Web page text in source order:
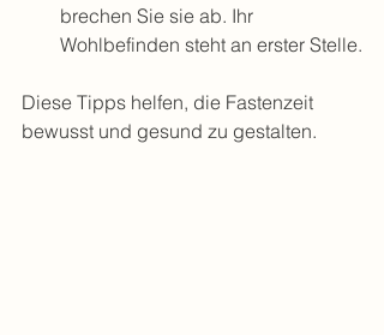
brechen Sie sie ab. Ihr
Wohlbefinden steht an erster Stelle.
Diese Tipps helfen, die Fastenzeit
bewusst und gesund zu gestalten.